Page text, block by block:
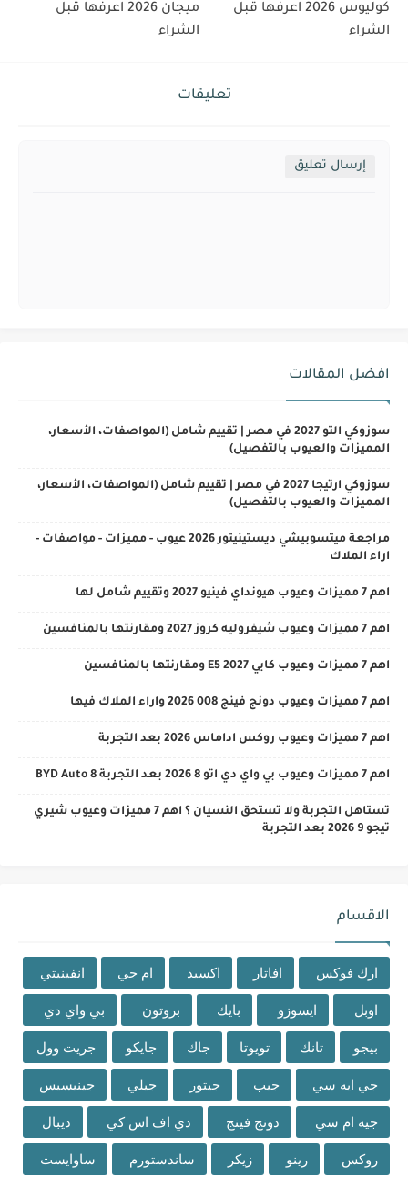
كوليوس 2026 اعرفها قبل
الشراء
ميجان 2026 اعرفها قبل
الشراء
تعليقات
إرسال تعليق
افضل المقالات
سوزوكي التو 2027 في مصر | تقييم شامل (المواصفات، الأسعار،
المميزات والعيوب بالتفصيل)
سوزوكي ارتيجا 2027 في مصر | تقييم شامل (المواصفات، الأسعار،
المميزات والعيوب بالتفصيل)
مراجعة ميتسوبيشي ديستينيتور 2026 عيوب - مميزات - مواصفات -
اراء الملاك
اهم 7 مميزات وعيوب هيونداي فينيو 2027 وتقييم شامل لها
اهم 7 مميزات وعيوب شيفروليه كروز 2027 ومقارنتها بالمنافسين
اهم 7 مميزات وعيوب كايي E5 2027 ومقارنتها بالمنافسين
اهم 7 مميزات وعيوب دونج فينج 008 2026 واراء الملاك فيها
اهم 7 مميزات وعيوب روكس اداماس 2026 بعد التجربة
اهم 7 مميزات وعيوب بي واي دي اتو 8 2026 بعد التجربة BYD Auto 8
تستاهل التجربة ولا تستحق النسيان ؟ اهم 7 مميزات وعيوب شيري
تيجو 9 2026 بعد التجربة
الاقسام
ارك فوكس افاتار اكسيد ام جي انفينيتي
اوبل ايسوزو بايك بروتون بي واي دي
بيجو تانك تويوتا جاك جايكو جريت وول
جي ايه سي جيب جيتور جيلي جينيسيس
جيه ام سي دونج فينج دي اف اس كي ديبال
روكس رينو زيكر ساندستورم ساوايست